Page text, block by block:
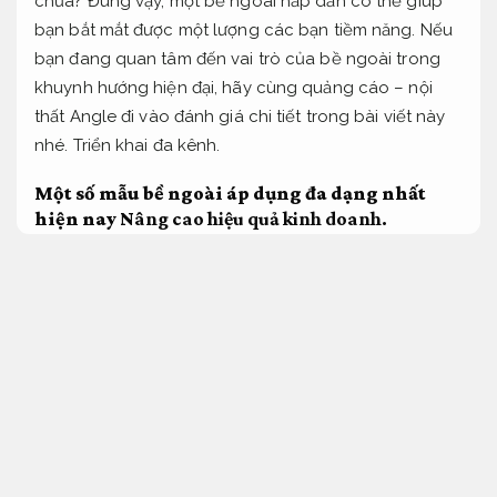
bạn bắt mắt được một lượng các bạn tiềm năng. Nếu
bạn đang quan tâm đến vai trò của bề ngoài trong
khuynh hướng hiện đại, hãy cùng quảng cáo – nội
thất Angle đi vào đánh giá chi tiết trong bài viết này
nhé. Triển khai đa kênh.
Một số mẫu bề ngoài áp dụng đa dạng nhất
hiện nay Nâng cao hiệu quả kinh doanh.